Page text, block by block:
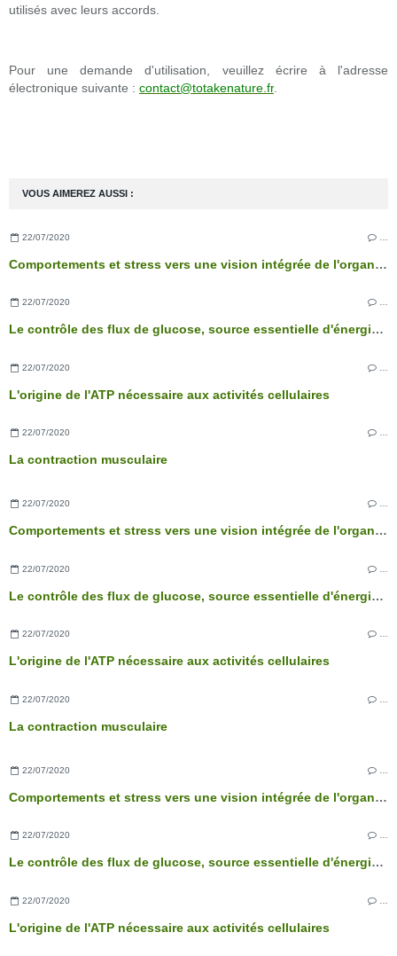
VOUS AIMEREZ AUSSI :
22/07/2020
Comportements et stress vers une vision intégrée de l'organisme
22/07/2020
Le contrôle des flux de glucose, source essentielle d'énergie des cellules
22/07/2020
L'origine de l'ATP nécessaire aux activités cellulaires
22/07/2020 …
La contraction musculaire
22/07/2020
Comportements et stress vers une vision intégrée de l'organisme
22/07/2020
Le contrôle des flux de glucose, source essentielle d'énergie des cellules
22/07/2020 …
L'origine de l'ATP nécessaire aux activités cellulaires
22/07/2020
La contraction musculaire
22/07/2020
Comportements et stress vers une vision intégrée de l'organisme
22/07/2020
Le contrôle des flux de glucose, source essentielle d'énergie des cellules
22/07/2020
L'origine de l'ATP nécessaire aux activités cellulaires
utilisés avec leurs accords.
Pour une demande d'utilisation, veuillez écrire à l'adresse
électronique suivante : contact@totakenature.fr